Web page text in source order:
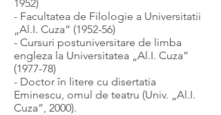
1952)
- Facultatea de Filologie a Universitatii
„Al.I. Cuza” (1952-56)
- Cursuri postuniversitare de limba
engleza la Universitatea „Al.I. Cuza”
(1977-78)
- Doctor în litere cu disertatia
Eminescu, omul de teatru (Univ. „Al.I.
Cuza”, 2000).